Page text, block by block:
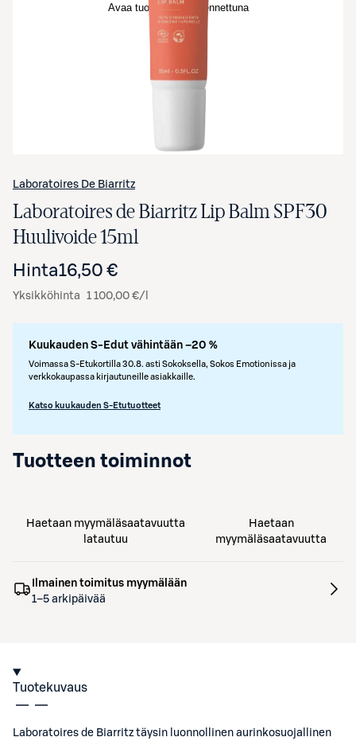
Avaa tuotekuva suurennettuna
Laboratoires De Biarritz
Laboratoires de Biarritz Lip Balm SPF30
Huulivoide 15ml
Hinta16,50 €
Yksikköhinta 1 100,00 €/l
Kuukauden S-Edut vähintään –20 %
Voimassa S-Etukortilla 30.8. asti Sokoksella, Sokos Emotionissa ja
verkkokaupassa kirjautuneille asiakkaille.
Katso kuukauden S-Etutuotteet
Tuotteen toiminnot
Haetaan myymäläsaatavuutta
latautuu
Haetaan
myymäläsaatavuutta
Ilmainen toimitus myymälään
1–5 arkipäivää
Tuotekuvaus
Laboratoires de Biarritz täysin luonnollinen aurinkosuojallinen